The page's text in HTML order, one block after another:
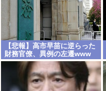
【悲報】高市早苗に逆らった
財務官僚、異例の左遷www